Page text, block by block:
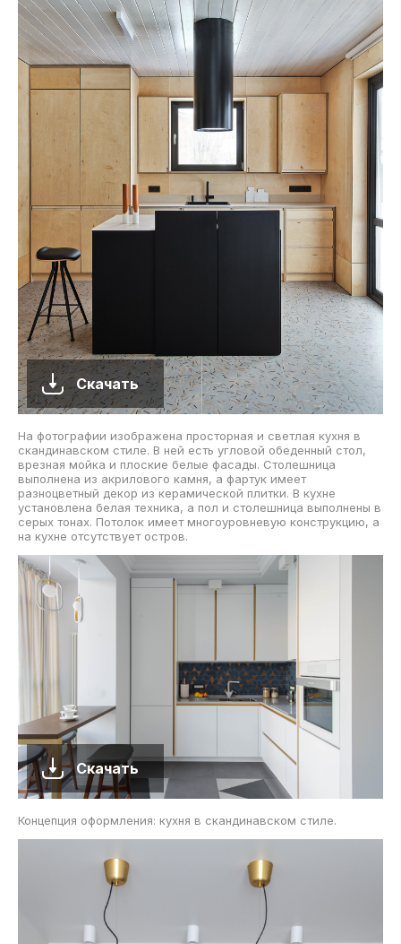
Скачать
На фотографии изображена просторная и светлая кухня в
скандинавском стиле. В ней есть угловой обеденный стол,
врезная мойка и плоские белые фасады. Столешница
выполнена из акрилового камня, а фартук имеет
разноцветный декор из керамической плитки. В кухне
установлена белая техника, а пол и столешница выполнены в
серых тонах. Потолок имеет многоуровневую конструкцию, а
на кухне отсутствует остров.
Скачать
Концепция оформления: кухня в скандинавском стиле.